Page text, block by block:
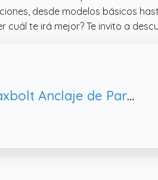
desde modelos básicos
te irá mejor? Te invito a
Stryser Maxbolt Anclaje de Pared Soporte de Techo para Entrenamiento en suspensión Trainer Cintas elásticas musculación Fitness Cuerdas Crossfit Incluye Tornillos con Tacos